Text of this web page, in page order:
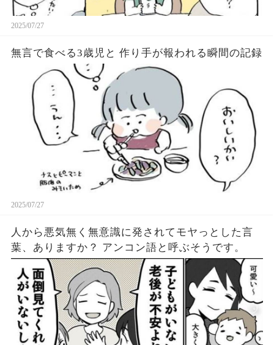
2025/07/27
無言で食べる3歳児と 作り手が報われる瞬間の記録
2025/07/27
人から悪気無く無意識に発されてモヤっとした言
葉、ありますか？ アンコン語と呼ぶそうです。